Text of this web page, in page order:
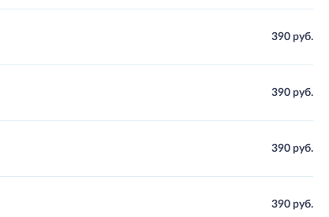
390 руб.
390 руб.
390 руб.
390 руб.